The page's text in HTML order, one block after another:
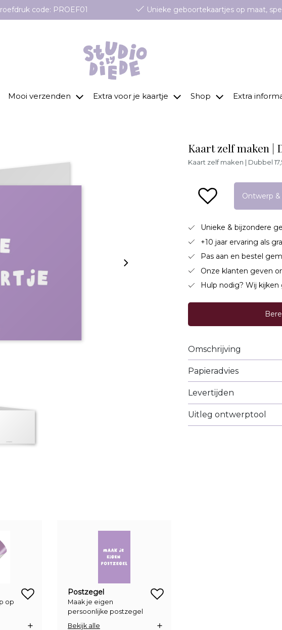
code: PROEF01 Unieke geboortekaartjes op maat,
Mooi verzenden Extra voor je kaartje Shop Extra
Kaart zelf maken |
Kaart zelf maken | Dubbel
Ontwerp
Unieke & bijzondere
+10 jaar ervaring als
Pas aan en bestel
Onze klanten geven
Hulp nodig? Wij
Omschrijving
Papieradvies
Levertijden
Uitleg ontwerptool
zet op verlanglijstje
op
zet op verlanglijstje
Postzegel
Maak je eigen
persoonlijke postzegel
Bekijk alle